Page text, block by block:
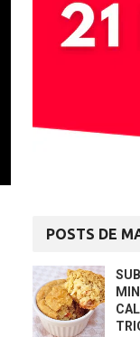
POSTS DE